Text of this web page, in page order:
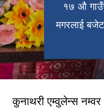
१७ औ
मगरलाई बजेट
कुनाथरी एम्वुलेन्स नम्वर